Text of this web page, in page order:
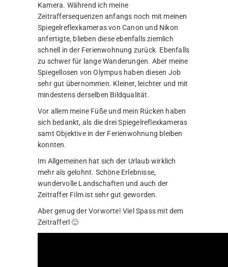
Kamera. Während ich meine
Zeitraffersequenzen anfangs noch mit meinen
Spiegelreflexkameras von Canon und Nikon
anfertigte, blieben diese ebenfalls ziemlich
schnell in der Ferienwohnung zurück. Ebenfalls
zu schwer für lange Wanderungen. Aber meine
Spiegellosen von Olympus haben diesen Job
sehr gut übernommen. Kleiner, leichter und mit
mindestens derselben Bildqualität.
Vor allem meine Füße und mein Rücken haben
sich bedankt, als die drei Spiegelreflexkameras
samt Objektive in der Ferienwohnung bleiben
konnten.
Im Allgemeinen hat sich der Urlaub wirklich
mehr als gelohnt. Schöne Erlebnisse,
wundervolle Landschaften und auch der
Zeitraffer Film ist sehr gut geworden.
Aber genug der Vorworte! Viel Spass mit dem
Zeitrafferl 🙂